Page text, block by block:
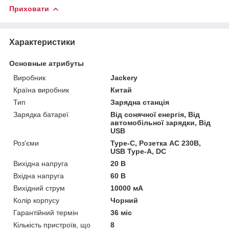
Приховати
Характеристики
Основные атрибуты
Виробник
Jackery
Країна виробник
Китай
Тип
Зарядна станція
Зарядка батареї
Від сонячної енергія, Від
автомобільної зарядки, Від
USB
Роз'єми
Type-C, Розетка AC 230В,
USB Type-A, DC
Вихідна напруга
20 В
Вхідна напруга
60 В
Вихідний струм
10000 мА
Колір корпусу
Чорний
Гарантійний термін
36 міс
Кількість пристроїв, що
8